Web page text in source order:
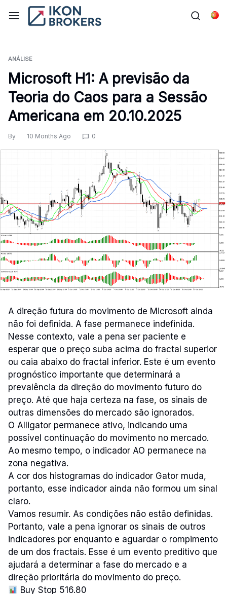
ANÁLISE
Microsoft H1: A previsão da
Teoria do Caos para a Sessão
Americana em 20.10.2025
By 10 Months Ago 0
A direção futura do movimento de Microsoft ainda
não foi definida. A fase permanece indefinida.
Nesse contexto, vale a pena ser paciente e
esperar que o preço suba acima do fractal superior
ou caia abaixo do fractal inferior. Este é um evento
prognóstico importante que determinará a
prevalência da direção do movimento futuro do
preço. Até que haja certeza na fase, os sinais de
outras dimensões do mercado são ignorados.
O Alligator permanece ativo, indicando uma
possível continuação do movimento no mercado.
Ao mesmo tempo, o indicador AO permanece na
zona negativa.
A cor dos histogramas do indicador Gator muda,
portanto, esse indicador ainda não formou um sinal
claro.
Vamos resumir. As condições não estão definidas.
Portanto, vale a pena ignorar os sinais de outros
indicadores por enquanto e aguardar o rompimento
de um dos fractais. Esse é um evento preditivo que
ajudará a determinar a fase do mercado e a
direção prioritária do movimento do preço.
Buy Stop 516.80